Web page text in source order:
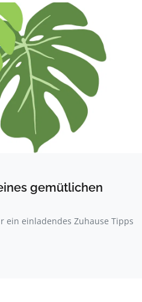
gemütlichen
ein einladendes Zuhause Tipps